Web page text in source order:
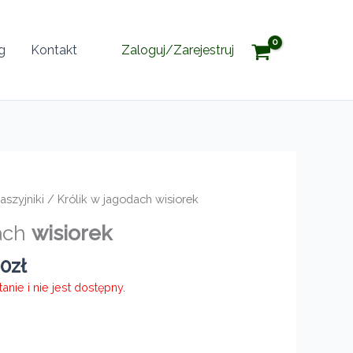
Kontakt Zaloguj/Zarejestruj
/ Królik w jagodach wisiorek
wisiorek
złZakres
cen:
i nie jest dostępny.